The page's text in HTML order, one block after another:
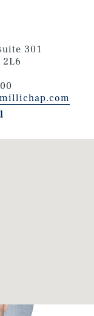
301
2L6